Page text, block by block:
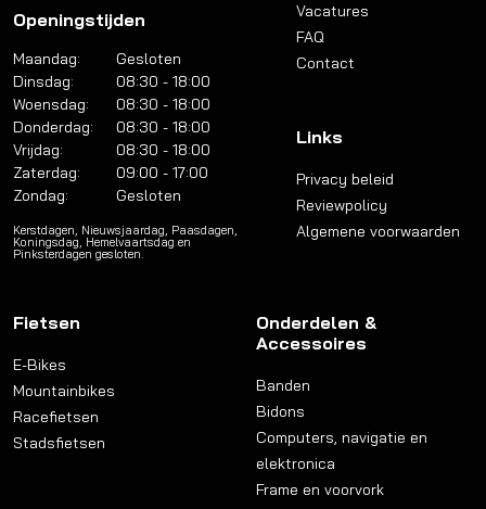
Openingstijden
Maandag:
Gesloten
Dinsdag:
08:30 - 18:00
Woensdag:
08:30 - 18:00
Donderdag:
08:30 - 18:00
Vrijdag:
08:30 - 18:00
Zaterdag:
09:00 - 17:00
Zondag:
Gesloten
Kerstdagen, Nieuwsjaardag, Paasdagen,
Koningsdag, Hemelvaartsdag en
Pinksterdagen gesloten.
Vacatures
FAQ
Contact
Links
Privacy beleid
Reviewpolicy
Algemene voorwaarden
Fietsen
E-Bikes
Mountainbikes
Racefietsen
Stadsfietsen
Onderdelen &
Accessoires
Banden
Bidons
Computers, navigatie en
elektronica
Frame en voorvork